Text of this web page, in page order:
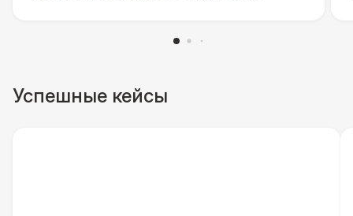
Столбики ограждения (1м)
Успешные кейсы